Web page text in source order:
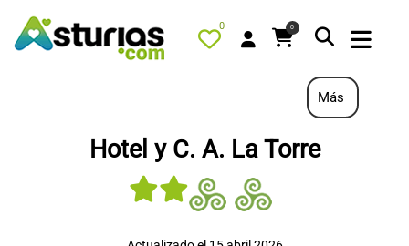
0 0
QUÉ HACER
Más
Hotel y C. A. La Torre